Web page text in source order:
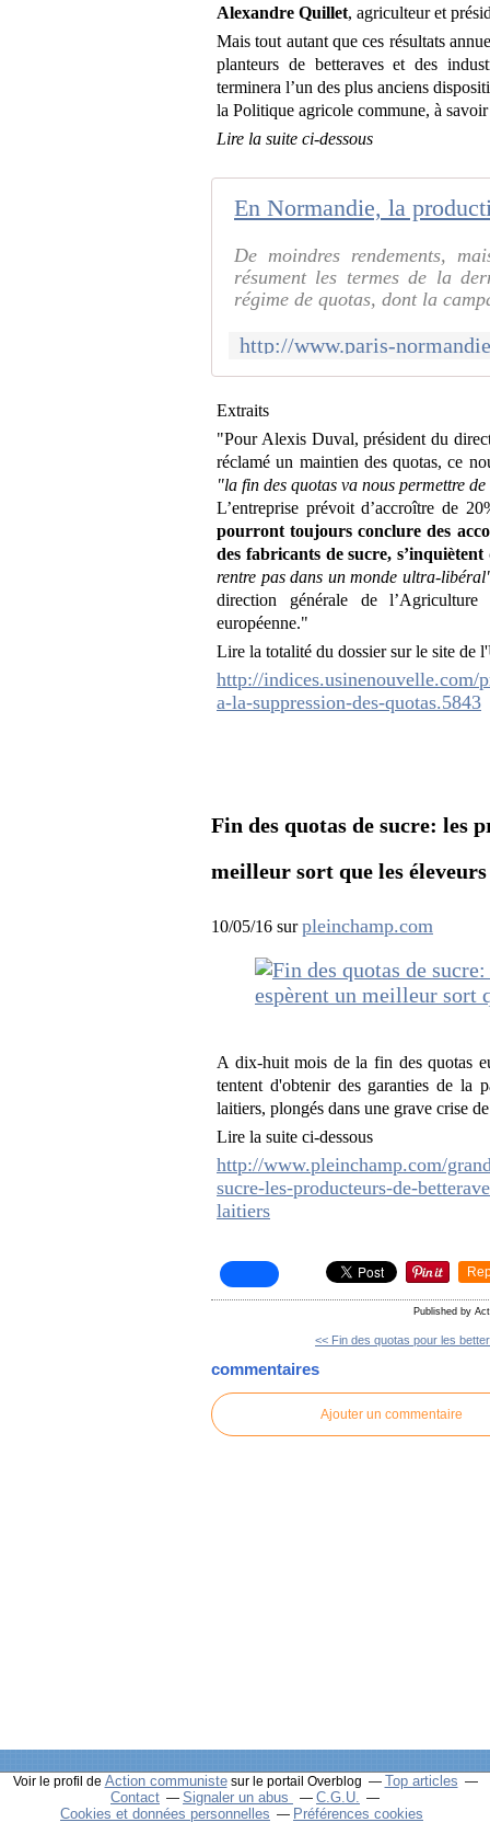
Alexandre Quillet, agriculteur et
Mais tout autant que ces résultats
planteurs de betteraves et des
terminera l’un des plus anciens
la Politique agricole commune, à
Lire la suite ci-dessous
De moindres rendements,
résument les termes de la
régime de quotas, dont la
Extraits
"Pour Alexis Duval, président du
réclamé un maintien des quotas, ce
"la fin des quotas va nous permettre
L’entreprise prévoit d’accroître de
pourront toujours conclure des
des fabricants de sucre,
rentre pas dans un monde ultra-
direction générale de
européenne."
Lire la totalité du dossier sur le site de
http://indices.usinenouvelle.com/
a-la-suppression-des-quotas.5843
Fin des quotas de sucre: les
meilleur sort que les
10/05/16 surpleinchamp.com
A dix-huit mois de la fin des quotas
tentent d'obtenir des garanties de la
laitiers, plongés dans une grave crise
Lire la suite ci-dessous
http://www.pleinchamp.com/
sucre-les-producteurs-de-
laitiers
Published by
<< Fin des quotas pour les
commentaires
Ajouter un commentaire
Voir le profil de Action communistesur le portail Overblog
Top articles
Contact
Signaler un abus
C.G.U.
Cookies et données personnelles
Préférences cookies